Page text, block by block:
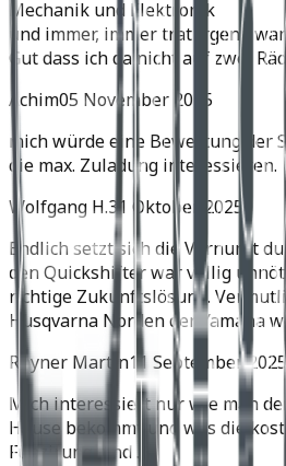
Mechanik und Elektronik
und immer, immer trat irgend
Gut dass ich da nicht auf zwei
Achim05 November 2025
mich würde eine Bewertung der
die max. Zuladung interessieren.
Wolfgang H.31 Oktober 2025
Endlich setzt sich die Vernunft
den Quickshifter war völlig
richtige Zukunftslösung.
Husqvarna Norden der Yamaha
Rhyner Martin11 September 2025
Mich interessiert nur wie man
Hause bekommt und was die
Fünzirung sind .